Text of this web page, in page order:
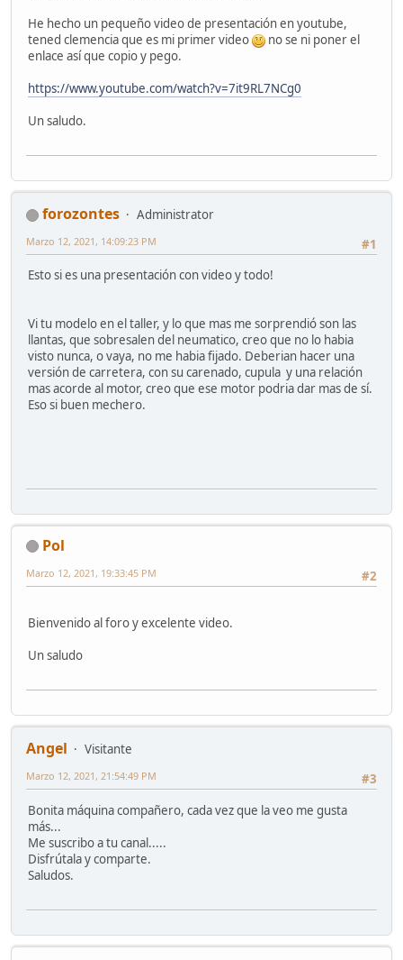
He hecho un pequeño video de presentación en youtube,
tened clemencia que es mi primer video
no se ni poner el
enlace así que copio y pego.
https://www.youtube.com/watch?v=7it9RL7NCg0
Un saludo.
forozontes
Administrator
#1
Marzo 12, 2021, 14:09:23 PM
Esto si es una presentación con video y todo!
Vi tu modelo en el taller, y lo que mas me sorprendió son las
llantas, que sobresalen del neumatico, creo que no lo habia
visto nunca, o vaya, no me habia fijado. Deberian hacer una
versión de carretera, con su carenado, cupula y una relación
mas acorde al motor, creo que ese motor podria dar mas de sí.
Eso si buen mechero.
Pol
#2
Marzo 12, 2021, 19:33:45 PM
Bienvenido al foro y excelente video.
Un saludo
Angel
Visitante
#3
Marzo 12, 2021, 21:54:49 PM
Bonita máquina compañero, cada vez que la veo me gusta
más...
Me suscribo a tu canal.....
Disfrútala y comparte.
Saludos.